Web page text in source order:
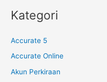
Kategori
Accurate 5
Accurate Online
Akun Perkiraan